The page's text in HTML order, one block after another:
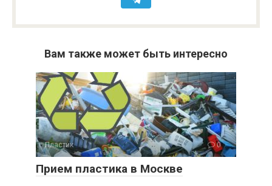
Вам также может быть интересно
Пластик 0
Прием пластика в Москве